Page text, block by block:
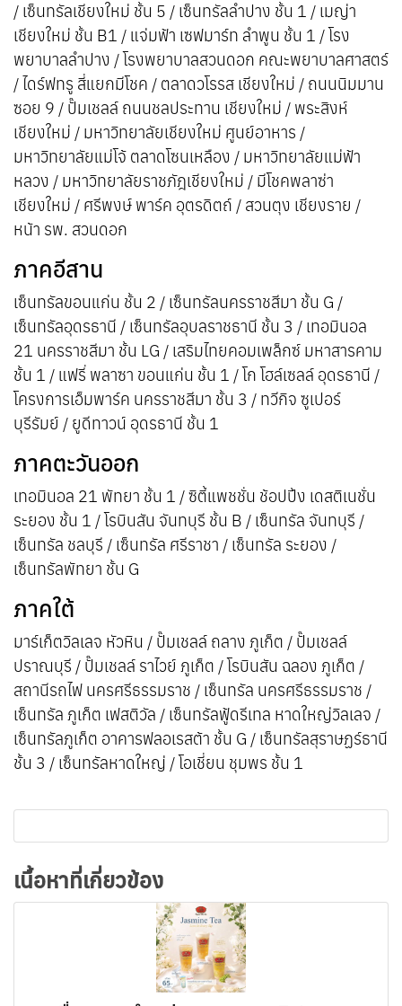
/ เซ็นทรัลเชียงใหม่ ชั้น 5 / เซ็นทรัลลำปาง ชั้น 1 / เมญ่า
เชียงใหม่ ชั้น B1 / แจ่มฟ้า เซฟมาร์ท ลำพูน ชั้น 1 / โรง
พยาบาลลำปาง / โรงพยาบาลสวนดอก คณะพยาบาลศาสตร์
/ ไดร์ฟทรู สี่แยกมีโชค / ตลาดวโรรส เชียงใหม่ / ถนนนิมมาน
ซอย 9 / ปั๊มเชลล์ ถนนชลประทาน เชียงใหม่ / พระสิงห์
เชียงใหม่ / มหาวิทยาลัยเชียงใหม่ ศูนย์อาหาร /
มหาวิทยาลัยแม่โจ้ ตลาดโซนเหลือง / มหาวิทยาลัยแม่ฟ้า
หลวง / มหาวิทยาลัยราชภัฎเชียงใหม่ / มีโชคพลาซ่า
เชียงใหม่ / ศรีพงษ์ พาร์ค อุตรดิตถ์ / สวนตุง เชียงราย /
หน้า รพ. สวนดอก
ภาคอีสาน
เซ็นทรัลขอนแก่น ชั้น 2 / เซ็นทรัลนครราชสีมา ชั้น G /
เซ็นทรัลอุดรธานี / เซ็นทรัลอุบลราชธานี ชั้น 3 / เทอมินอล
21 นครราชสีมา ชั้น LG / เสริมไทยคอมเพล็กซ์ มหาสารคาม
ชั้น 1 / แฟรี่ พลาซา ขอนแก่น ชั้น 1 / โก โฮล์เซลล์ อุดรธานี /
โครงการเอ็มพาร์ค นครราชสีมา ชั้น 3 / ทวีกิจ ซูเปอร์
บุรีรัมย์ / ยูดีทาวน์ อุดรธานี ชั้น 1
ภาคตะวันออก
เทอมินอล 21 พัทยา ชั้น 1 / ซิตี้แพชชั่น ช้อปปิ้ง เดสติเนชั่น
ระยอง ชั้น 1 / โรบินสัน จันทบุรี ชั้น B / เซ็นทรัล จันทบุรี /
เซ็นทรัล ชลบุรี / เซ็นทรัล ศรีราชา / เซ็นทรัล ระยอง /
เซ็นทรัลพัทยา ชั้น G
ภาคใต้
มาร์เก็ตวิลเลจ หัวหิน / ปั๊มเชลล์ ถลาง ภูเก็ต / ปั๊มเชลล์
ปราณบุรี / ปั๊มเชลล์ ราไวย์ ภูเก็ต / โรบินสัน ฉลอง ภูเก็ต /
สถานีรถไฟ นครศรีธรรมราช / เซ็นทรัล นครศรีธรรมราช /
เซ็นทรัล ภูเก็ต เฟสติวัล / เซ็นทรัลฟู้ดรีเทล หาดใหญ่วิลเลจ /
เซ็นทรัลภูเก็ต อาคารฟลอเรสต้า ชั้น G / เซ็นทรัลสุราษฏร์ธานี
ชั้น 3 / เซ็นทรัลหาดใหญ่ / โอเชี่ยน ชุมพร ชั้น 1
เนื้อหาที่เกี่ยวข้อง